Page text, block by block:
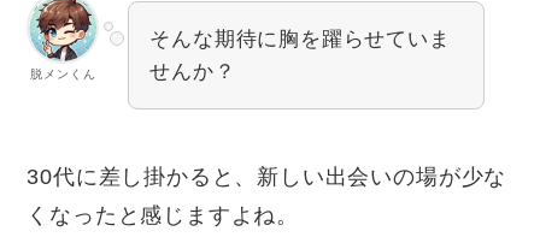
脱メンくん
そんな期待に胸を躍らせていま
せんか？
30代に差し掛かると、新しい出会いの場が少な
くなったと感じますよね。